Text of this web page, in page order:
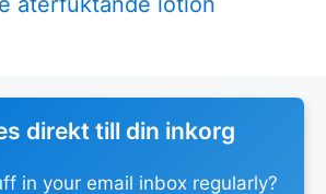
direkt till din inkorg
in your email inbox regularly?